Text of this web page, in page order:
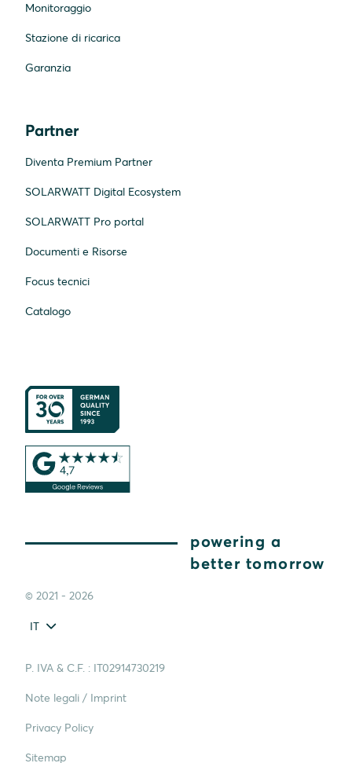
Monitoraggio
Stazione di ricarica
Garanzia
Partner
Diventa Premium Partner
SOLARWATT Digital Ecosystem
SOLARWATT Pro portal
Documenti e Risorse
Focus tecnici
Catalogo
powering a
better tomorrow
© 2021 - 2026
IT
P. IVA & C.F. : IT02914730219
Note legali / Imprint
Privacy Policy
Sitemap